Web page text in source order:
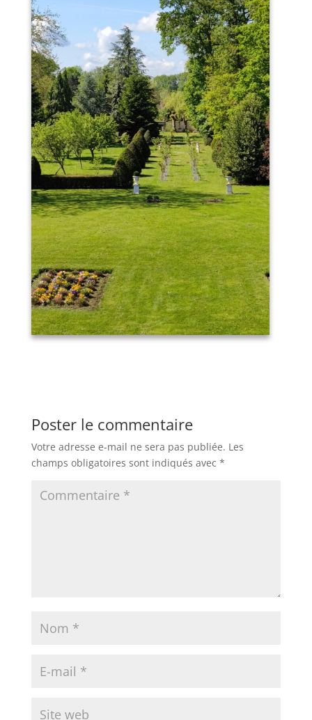
Poster le commentaire
Votre adresse e-mail ne sera pas publiée. Les
champs obligatoires sont indiqués avec *